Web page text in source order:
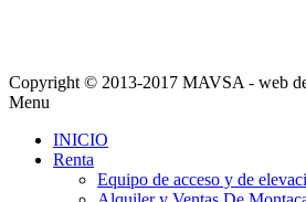
Copyright © 2013-2017 MAVSA - web
Menu
INICIO
Renta
Equipo de acceso y de